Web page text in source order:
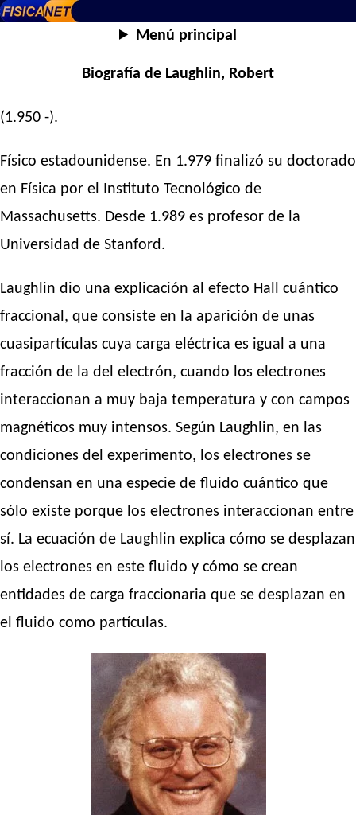
Menú principal
Biografía de Laughlin, Robert
(1.950 -).
Físico estadounidense. En 1.979 finalizó su doctorado
en Física por el Instituto Tecnológico de
Massachusetts. Desde 1.989 es profesor de la
Universidad de Stanford.
Laughlin dio una explicación al efecto Hall cuántico
fraccional, que consiste en la aparición de unas
cuasipartículas cuya carga eléctrica es igual a una
fracción de la del electrón, cuando los electrones
interaccionan a muy baja temperatura y con campos
magnéticos muy intensos. Según Laughlin, en las
condiciones del experimento, los electrones se
condensan en una especie de fluido cuántico que
sólo existe porque los electrones interaccionan entre
sí. La ecuación de Laughlin explica cómo se desplazan
los electrones en este fluido y cómo se crean
entidades de carga fraccionaria que se desplazan en
el fluido como partículas.